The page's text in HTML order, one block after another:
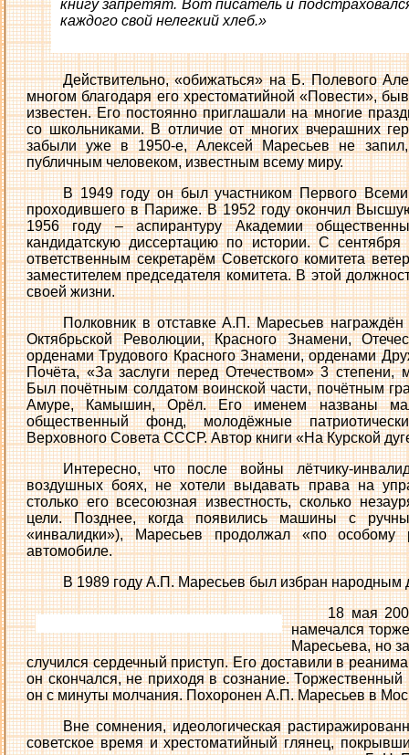
книгу запретят. Вот писатель и
каждого свой нелегкий хлеб.»
Действительно, «обижаться» на Б. Полевого
многом благодаря его хрестоматийной «Повести»,
известен. Его постоянно приглашали на многие
со школьниками. В отличие от многих вчерашних
забыли уже в 1950-е, Алексей Маресьев не
публичным человеком, известным всему миру.
В 1949 году он был участником Первого
проходившего в Париже. В 1952 году окончил
1956 году – аспирантуру Академии
кандидатскую диссертацию по истории. С
ответственным секретарём Советского комитета
заместителем председателя комитета. В этой
своей жизни.
Полковник в отставке А.П. Маресьев
Октябрьской Революции, Красного Знамени,
орденами Трудового Красного Знамени, орденами
Почёта, «За заслуги перед Отечеством» 3
Был почётным солдатом воинской части, почётным
Амуре, Камышин, Орёл. Его именем названы
общественный фонд, молодёжные
Верховного Совета СССР. Автор книги «На Курской
Интересно, что после войны лётчику-
воздушных боях, не хотели выдавать права на
столько его всесоюзная известность, сколько
цели. Позднее, когда появились машины с
«инвалидки»), Маресьев продолжал «по
автомобиле.
В 1989 году А.П. Маресьев был избран народным
18 мая
намечался
Маресьева, но
случился сердечный приступ. Его доставили в
он скончался, не приходя в сознание.
он с минуты молчания. Похоронен А.П. Маресьев в
Вне сомнения, идеологическая
советское время и хрестоматийный глянец,